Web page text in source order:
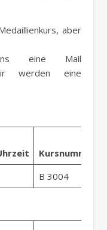
aber
eine Mail
werden eine
Kursnummer
B 3004